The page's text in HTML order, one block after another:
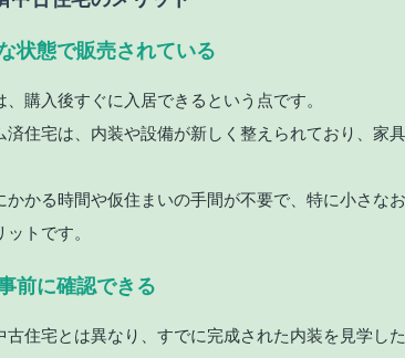
状態で販売されている
購入後すぐに入居できるという点です。
済住宅は、内装や設備が新しく整えられており、家
かかる時間や仮住まいの手間が不要で、特に小さな
トです。
前に確認できる
古住宅とは異なり、すでに完成された内装を見学し